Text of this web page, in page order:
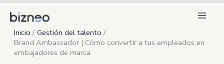
contenido
Inicio
Gestión del talento
Brand Ambassador | Cómo convertir a tus empleados en
embajadores de marca